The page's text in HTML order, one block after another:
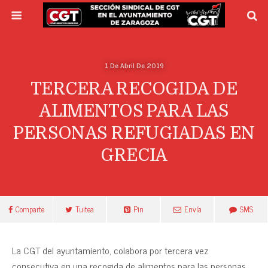
1 De Abril De 2019
TERCERA RECOGIDA DE
ALIMENTOS PARA LAS
PERSONAS REFUGIADAS EN
GRECIA
Comparte Tuitea Pin Envía SMS
La CGT del ayuntamiento, colabora por tercera vez